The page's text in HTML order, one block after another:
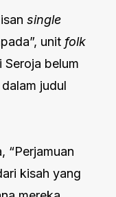
single
unit folk
Seroja belum
judul
“Perjamuan
kisah yang